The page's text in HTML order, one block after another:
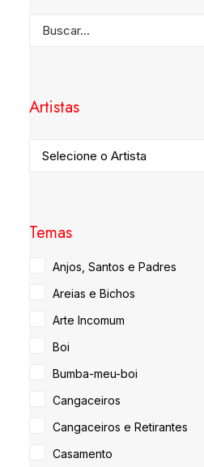
Artistas
Temas
Anjos, Santos e Padres
Areias e Bichos
Arte Incomum
Boi
Bumba-meu-boi
Cangaceiros
Cangaceiros e Retirantes
Casamento